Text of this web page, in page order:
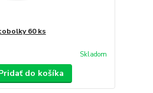
60 ks
Skladom
do košíka